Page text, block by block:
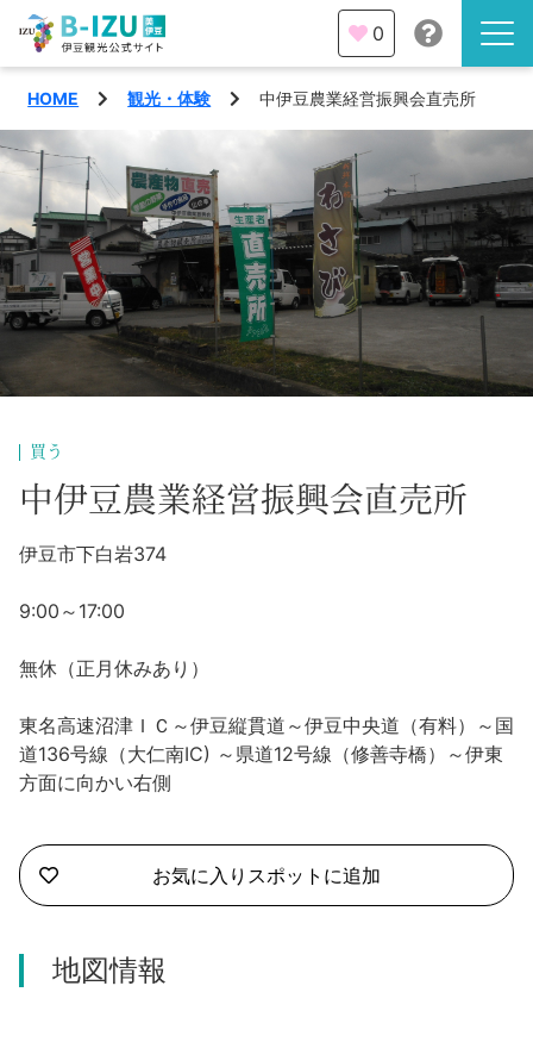
伊豆半島を知る
伊豆のみどころ
みる
あそぶ
あじわう
観光・体験
イベント
熱海市
沼津市
三島市
南伊豆町
函南町
西伊豆町
特集
旅の計画
モデルコース
旅程作成
AIルートプランナー
アクセス
合同会社説明会
伊豆ワーケーション
0
HOME 観光・体験 中伊豆農業経営振興会直売所
買う
中伊豆農業経営振興会直売所
伊豆市下白岩374
9:00～17:00
無休（正月休みあり）
東名高速沼津ＩＣ～伊豆縦貫道～伊豆中央道（有料）～国
道136号線（大仁南IC) ～県道12号線（修善寺橋）～伊東
方面に向かい右側
お気に入りスポットに追加
地図情報